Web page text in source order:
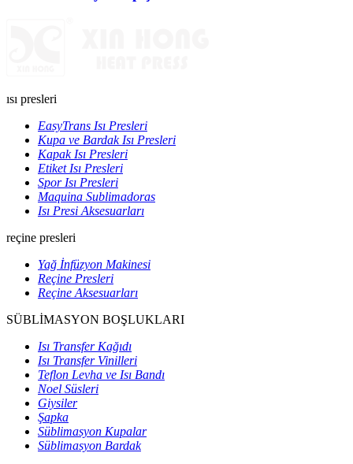
ısı presleri
EasyTrans Isı Presleri
Kupa ve Bardak Isı Presleri
Kapak Isı Presleri
Etiket Isı Presleri
Spor Isı Presleri
Maquina Sublimadoras
Isı Presi Aksesuarları
reçine presleri
Yağ İnfüzyon Makinesi
Reçine Presleri
Reçine Aksesuarları
SÜBLİMASYON BOŞLUKLARI
Isı Transfer Kağıdı
Isı Transfer Vinilleri
Teflon Levha ve Isı Bandı
Noel Süsleri
Giysiler
Şapka
Süblimasyon Kupalar
Süblimasyon Bardak